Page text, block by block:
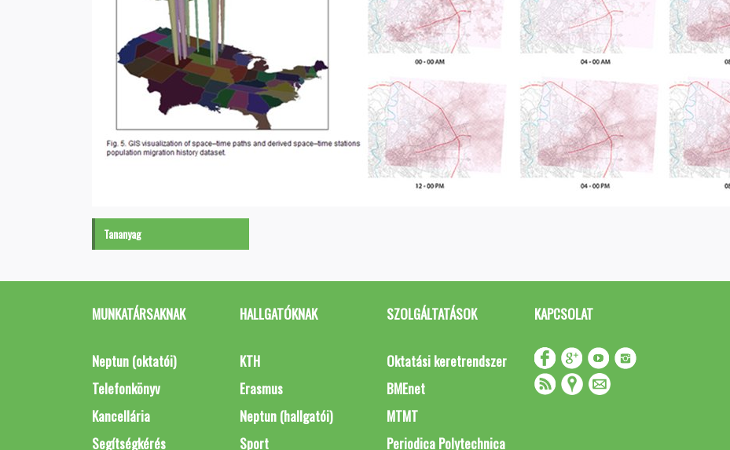
Tananyag
MUNKATÁRSAKNAK
Neptun (oktatói)
Telefonkönyv
Kancellária
Segítségkérés
HALLGATÓKNAK
KTH
Erasmus
Neptun (hallgatói)
Sport
SZOLGÁLTATÁSOK
Oktatási keretrendszer
BMEnet
MTMT
Periodica Polytechnica
KAPCSOLAT